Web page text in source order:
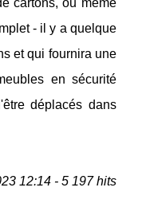
cartons, ou même
- il y a quelque
et qui fournira une
en sécurité
déplacés dans
12:14 - 5 197 hits